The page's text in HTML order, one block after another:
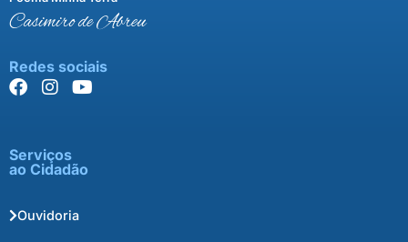
Casimiro de Abreu
Redes sociais
Serviços
ao Cidadão
Ouvidoria